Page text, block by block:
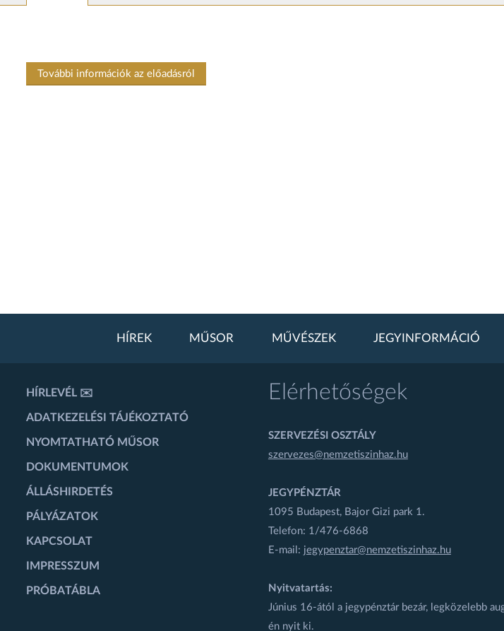
További információk az előadásról
HÍREK MŰSOR MŰVÉSZEK JEGYINFORMÁCIÓ
HÍRLEVÉL ✉️
ADATKEZELÉSI TÁJÉKOZTATÓ
NYOMTATHATÓ MŰSOR
DOKUMENTUMOK
ÁLLÁSHIRDETÉS
PÁLYÁZATOK
KAPCSOLAT
IMPRESSZUM
PRÓBATÁBLA
Elérhetőségek
SZERVEZÉSI OSZTÁLY
szervezes@nemzetiszinhaz.hu
JEGYPÉNZTÁR
1095 Budapest, Bajor Gizi park 1.
Telefon: 1/476-6868
E-mail: jegypenztar@nemzetiszinhaz.hu
Nyitvatartás:
Június 16-ától a jegypénztár bezár, legközelebb
én nyit ki.